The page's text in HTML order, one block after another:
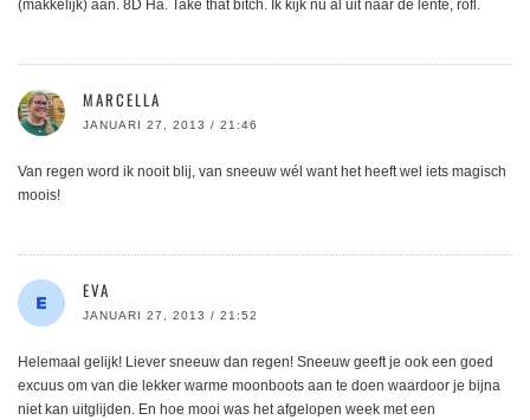
(makkelijk) aan. 8D Ha. Take that bitch. Ik kijk nu al uit naar de lente, rofl.
MARCELLA
JANUARI 27, 2013 / 21:46
Van regen word ik nooit blij, van sneeuw wél want het heeft wel iets magisch
moois!
EVA
JANUARI 27, 2013 / 21:52
Helemaal gelijk! Liever sneeuw dan regen! Sneeuw geeft je ook een goed
excuus om van die lekker warme moonboots aan te doen waardoor je bijna
niet kan uitglijden. En hoe mooi was het afgelopen week met een